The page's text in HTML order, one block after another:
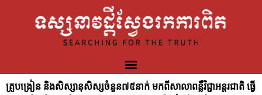
គ្រូបង្រៀន និងសិស្សានុសិស្សចំនួន៧៥នាក់ មកពីសាលាពន្លឺវិជ្ជាអន្តរជាតិ ធ្វើ